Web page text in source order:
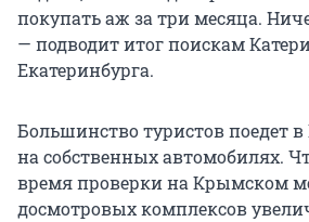
покупать аж за три месяца.
— подводит итог поискам
Екатеринбурга.
Большинство туристов поедет
на собственных автомобилях.
время проверки на Крымском
досмотровых комплексов